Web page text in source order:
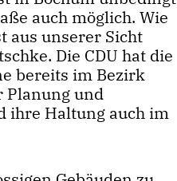
auch möglich. Wie
aus unserer Sicht
Die CDU hat die
bereits im Bezirk
Planung und
ihre Haltung auch im